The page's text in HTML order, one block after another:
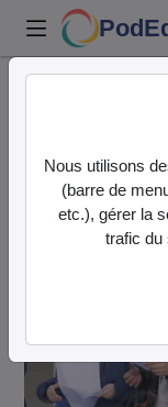
Projet Laïcité
Nous utilisons
(barre de
etc.), gérer la
trafic du